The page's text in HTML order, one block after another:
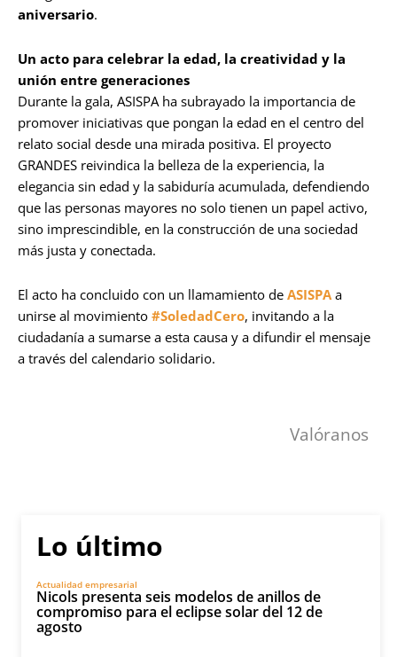
aniversario.
Un acto para celebrar la edad, la creatividad y la
unión entre generaciones
Durante la gala, ASISPA ha subrayado la importancia de
promover iniciativas que pongan la edad en el centro del
relato social desde una mirada positiva. El proyecto
GRANDES reivindica la belleza de la experiencia, la
elegancia sin edad y la sabiduría acumulada, defendiendo
que las personas mayores no solo tienen un papel activo,
sino imprescindible, en la construcción de una sociedad
más justa y conectada.
El acto ha concluido con un llamamiento de ASISPA a
unirse al movimiento #SoledadCero, invitando a la
ciudadanía a sumarse a esta causa y a difundir el mensaje
a través del calendario solidario.
Valóranos
Lo último
Actualidad empresarial
Nicols presenta seis modelos de anillos de
compromiso para el eclipse solar del 12 de
agosto